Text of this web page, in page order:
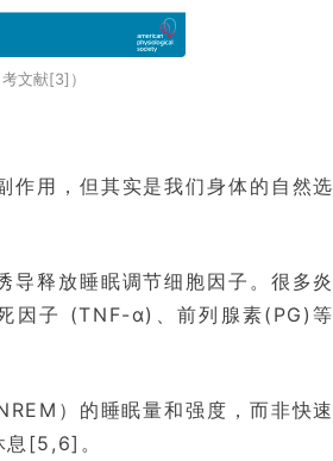
文献[3]）
作用，但其实是我们身体的自然选
导释放睡眠调节细胞因子。很多炎
因子 (TNF-α)、前列腺素(PG)等
）的睡眠量和强度，而非快速
息[5,6]。